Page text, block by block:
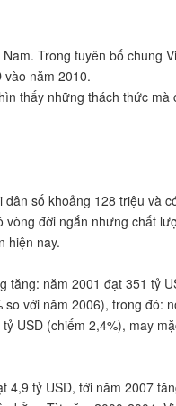
Trong tuyên bố chung
năm 2010.
thấy những thách thức mà
số khoảng 128 triệu và
đời ngắn nhưng chất
hiện nay.
năm 2001 đạt 351 tỷ
với năm 2006), trong đó:
USD (chiếm 2,4%), may
tỷ USD, tới năm 2007